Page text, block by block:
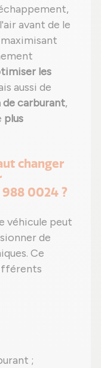
avant de le
les
aussi de
carburant,
plus
changer
0024 ?
véhicule peut
de
Ce
;